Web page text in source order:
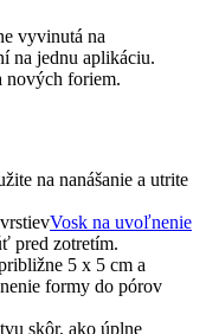
vyvinutá na
na jednu aplikáciu.
nových foriem.
na nanášanie a utrite
Vosk na uvoľnenie
pred zotretím.
5 x 5 cm a
formy do pórov
skôr, ako úplne